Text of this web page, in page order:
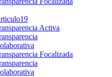
Activa
Focalizada